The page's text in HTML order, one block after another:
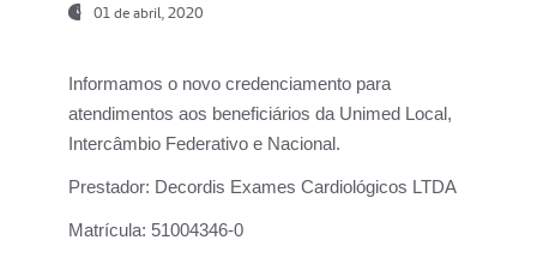
01 de abril, 2020
Informamos o novo credenciamento para
atendimentos aos beneficiários da Unimed Local,
Intercâmbio Federativo e Nacional.
Prestador: Decordis Exames Cardiológicos LTDA
Matrícula: 51004346-0